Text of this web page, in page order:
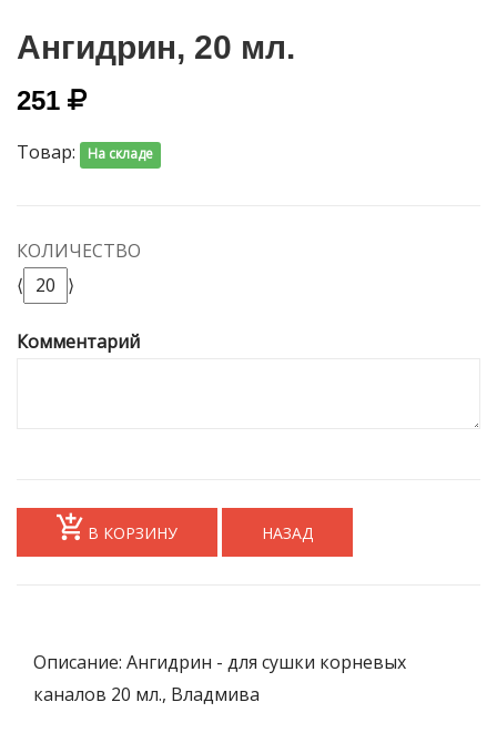
Ангидрин, 20 мл.
251
Товар: На складе
КОЛИЧЕСТВО
⟨
⟩
Комментарий
В КОРЗИНУ НАЗАД
Описание: Ангидрин - для сушки корневых
каналов 20 мл., Владмива